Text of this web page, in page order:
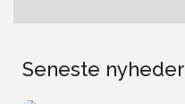
Seneste nyheder